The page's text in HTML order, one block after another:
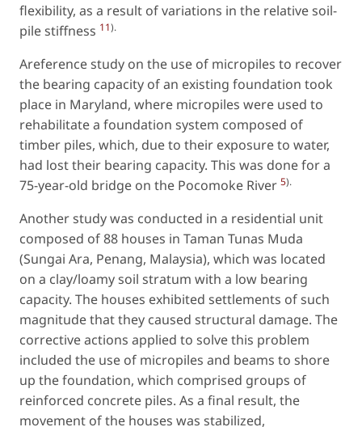
flexibility, as a result of variations in the relative soil-
pile stiffness 11).
Areference study on the use of micropiles to recover
the bearing capacity of an existing foundation took
place in Maryland, where micropiles were used to
rehabilitate a foundation system composed of
timber piles, which, due to their exposure to water,
had lost their bearing capacity. This was done for a
75-year-old bridge on the Pocomoke River 5).
Another study was conducted in a residential unit
composed of 88 houses in Taman Tunas Muda
(Sungai Ara, Penang, Malaysia), which was located
on a clay/loamy soil stratum with a low bearing
capacity. The houses exhibited settlements of such
magnitude that they caused structural damage. The
corrective actions applied to solve this problem
included the use of micropiles and beams to shore
up the foundation, which comprised groups of
reinforced concrete piles. As a final result, the
movement of the houses was stabilized,